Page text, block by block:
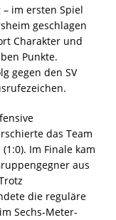
im ersten Spiel
geschlagen
Charakter und
Punkte.
gegen den SV
das Team
Im Finale kam
aus
die reguläre
Sechs-Meter-